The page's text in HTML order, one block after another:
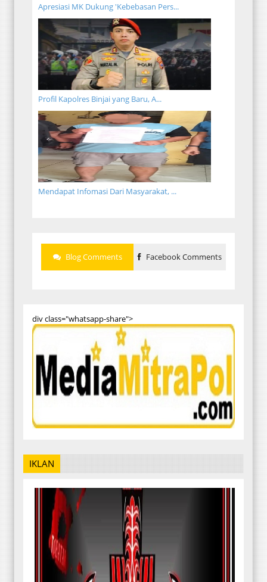
Apresiasi MK Dukung 'Kebebasan Pers...
Profil Kapolres Binjai yang Baru, A...
Mendapat Infomasi Dari Masyarakat, ...
Blog Comments Facebook Comments
div class="whatsapp-share">
IKLAN